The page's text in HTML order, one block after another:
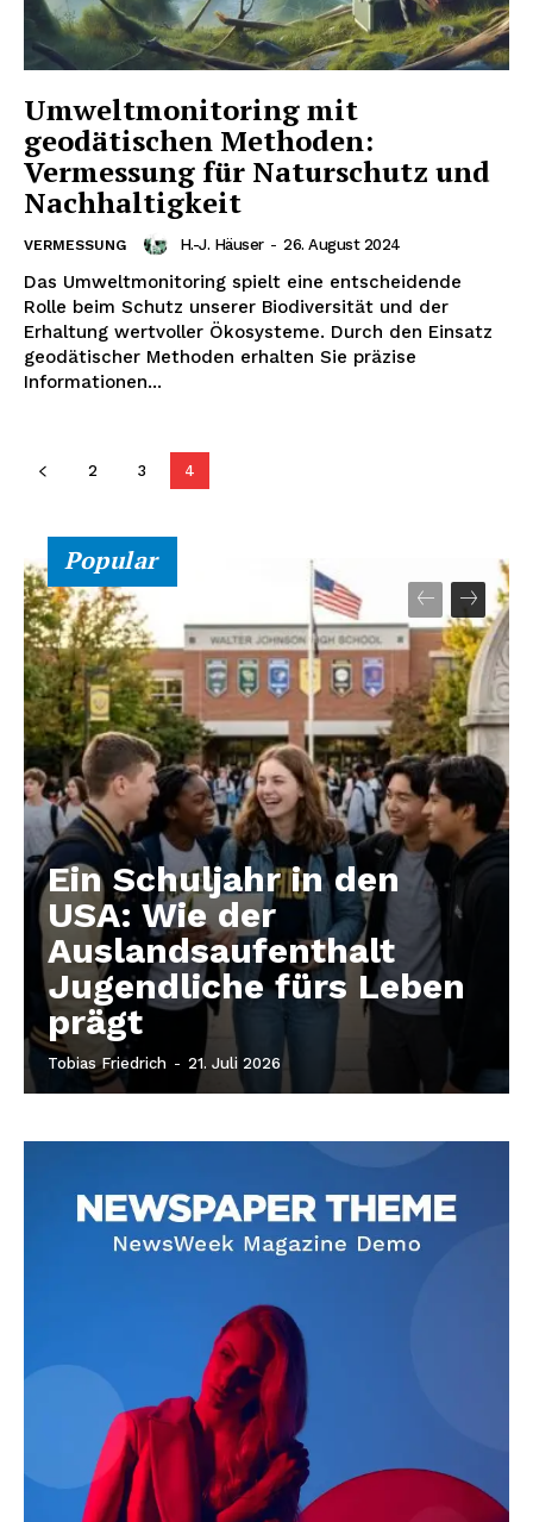
Umweltmonitoring mit
geodätischen Methoden:
Vermessung für Naturschutz und
Nachhaltigkeit
VERMESSUNG H.-J. Häuser - 26. August 2024
Das Umweltmonitoring spielt eine entscheidende
Rolle beim Schutz unserer Biodiversität und der
Erhaltung wertvoller Ökosysteme. Durch den Einsatz
geodätischer Methoden erhalten Sie präzise
Informationen...
2 3 4
Popular
Ein Schuljahr in den
USA: Wie der
Auslandsaufenthalt
Jugendliche fürs Leben
prägt
Tobias Friedrich - 21. Juli 2026